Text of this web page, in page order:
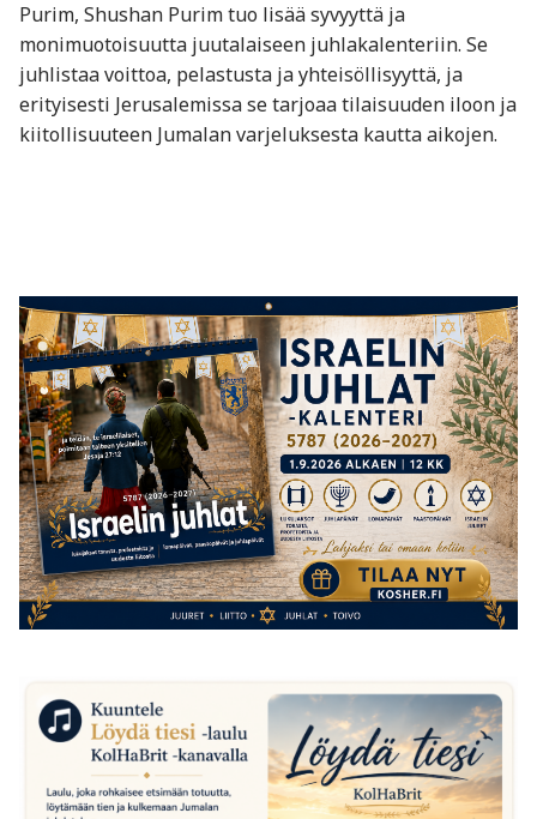
Purim, Shushan Purim tuo lisää syvyyttä ja
monimuotoisuutta juutalaiseen juhlakalenteriin. Se
juhlistaa voittoa, pelastusta ja yhteisöllisyyttä, ja
erityisesti Jerusalemissa se tarjoaa tilaisuuden iloon ja
kiitollisuuteen Jumalan varjeluksesta kautta aikojen.